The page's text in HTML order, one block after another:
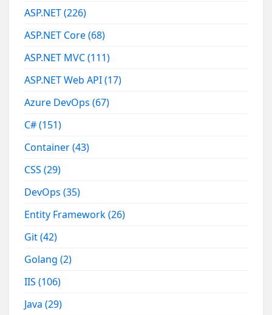
ASP.NET(226)
ASP.NET Core(68)
ASP.NET MVC(111)
ASP.NET Web API(17)
Azure DevOps(67)
C#(151)
Container(43)
CSS(29)
DevOps(35)
Entity Framework(26)
Git(42)
Golang(2)
IIS(106)
Java(29)